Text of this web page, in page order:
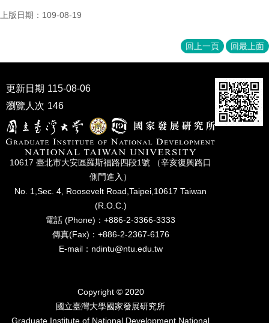
研
展
究
期
刊
口
區
上版日期：109-08-19
回上一頁 回最上面
更新日期 115-08-06
瀏覽人次 146
10617 臺北市⼤安區羅斯福路四段1號 （辛亥復興路⼝
側⾨進入）
No. 1,Sec. 4, Roosevelt Road,Taipei,10617 Taiwan
(R.O.C.)
電話 (Phone)：+886-2-3366-3333
傳真(Fax)：+886-2-2367-6176
E-mail：ndintu@ntu.edu.tw
Copyright © 2020
國立臺灣⼤學國家發展研究所
Graduate Institute of National Development,National